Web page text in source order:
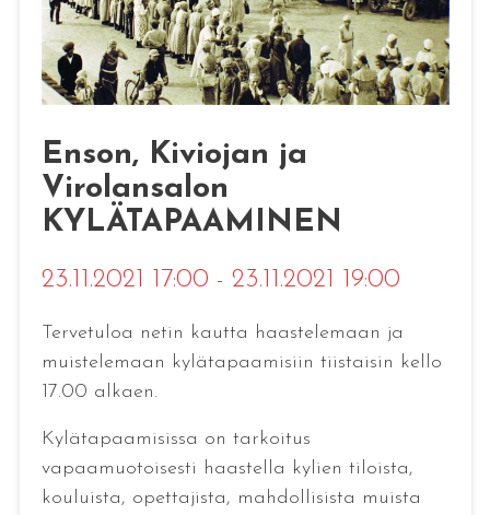
Enson, Kiviojan ja
Virolansalon
KYLÄTAPAAMINEN
23.11.2021 17:00 - 23.11.2021 19:00
Tervetuloa netin kautta haastelemaan ja
muistelemaan kylätapaamisiin tiistaisin kello
17.00 alkaen.
Kylätapaamisissa on tarkoitus
vapaamuotoisesti haastella kylien tiloista,
kouluista, opettajista, mahdollisista muista